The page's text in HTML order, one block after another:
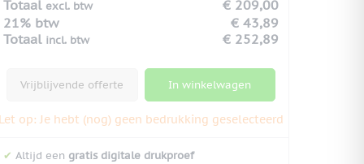
Totaal excl. btw
€ 209,00
21% btw
€ 43,89
Totaal incl. btw € 252,89
Vrijblijvende offerte In winkelwagen
Let op: Je hebt (nog) geen bedrukking geselecteerd
✔ Altijd een gratis digitale drukproef